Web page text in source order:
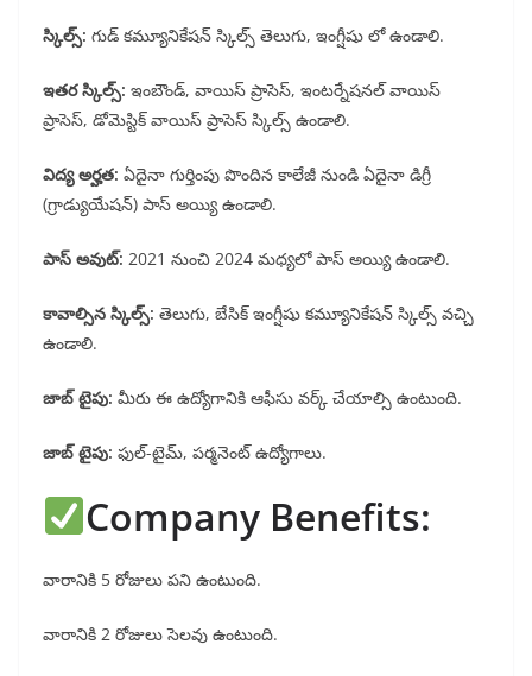
స్కిల్స్: గుడ్ కమ్యూనికేషన్ స్కిల్స్ తెలుగు, ఇంగ్షీషు లో ఉండాలి.
ఇతర స్కిల్స్: ఇంబౌండ్, వాయిస్ ప్రాసెస్, ఇంటర్నేషనల్ వాయిస్
ప్రాసెస్, డోమెస్టిక్ వాయిస్ ప్రాసెస్ స్కిల్స్ ఉండాలి.
విద్య అర్హత: ఏదైనా గుర్తింపు పొందిన కాలేజీ నుండి ఏదైనా డిగ్రీ
(గ్రాడ్యుయేషన్) పాస్ అయ్యి ఉండాలి.
పాస్ అవుట్: 2021 నుంచి 2024 మధ్యలో పాస్ అయ్యి ఉండాలి.
కావాల్సిన స్కిల్స్: తెలుగు, బేసిక్ ఇంగ్షీషు కమ్యూనికేషన్ స్కిల్స్ వచ్చి
ఉండాలి.
జాబ్ టైపు: మీరు ఈ ఉద్యోగానికి ఆఫీసు వర్క్ చేయాల్సి ఉంటుంది.
జాబ్ టైపు: ఫుల్-టైమ్, పర్మనెంట్ ఉద్యోగాలు.
Company Benefits:
వారానికి 5 రోజులు పని ఉంటుంది.
వారానికి 2 రోజులు సెలవు ఉంటుంది.